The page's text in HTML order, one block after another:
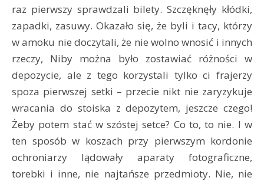
raz pierwszy sprawdzali bilety. Szczęknęły kłódki,
zapadki, zasuwy. Okazało się, że byli i tacy, którzy
w amoku nie doczytali, że nie wolno wnosić i innych
rzeczy, Niby można było zostawiać różności w
depozycie, ale z tego korzystali tylko ci frajerzy
spoza pierwszej setki – przecie nikt nie zaryzykuje
wracania do stoiska z depozytem, jeszcze czego!
Żeby potem stać w szóstej setce? Co to, to nie. I w
ten sposób w koszach przy pierwszym kordonie
ochroniarzy lądowały aparaty fotograficzne,
torebki i inne, nie najtańsze przedmioty. Nie, nie